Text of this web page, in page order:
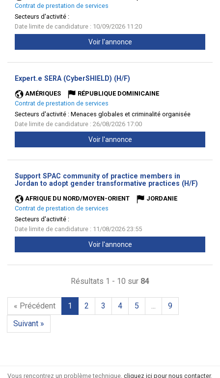
Contrat de prestation de services
Secteurs d'activité :
Date limite de candidature : 10/09/2026 11:20
Voir l'annonce
Expert.e SERA (CyberSHIELD) (H/F)
AMÉRIQUES
RÉPUBLIQUE DOMINICAINE
Contrat de prestation de services
Secteurs d'activité : Menaces globales et criminalité organisée
Date limite de candidature : 26/08/2026 17:00
Voir l'annonce
Support SPAC community of practice members in
Jordan to adopt gender transformative practices (H/F)
AFRIQUE DU NORD/MOYEN-ORIENT
JORDANIE
Contrat de prestation de services
Secteurs d'activité :
Date limite de candidature : 11/08/2026 23:55
Voir l'annonce
Résultats 1 - 10 sur 84
« Précédent 1 2 3 4 5 ...
9
Suivant »
Vous rencontrez un problème technique, cliquez ici pour nous contacter.